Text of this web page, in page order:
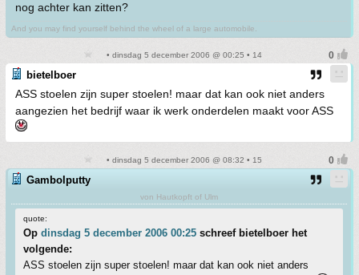
nog achter kan zitten?
And you may find yourself behind the wheel of a large automobile.
• dinsdag 5 december 2006 @ 00:25 • 14
bietelboer
ASS stoelen zijn super stoelen! maar dat kan ook niet anders
aangezien het bedrijf waar ik werk onderdelen maakt voor ASS
• dinsdag 5 december 2006 @ 08:32 • 15
Gambolputty
von Hautkopft of Ulm
quote:
Op dinsdag 5 december 2006 00:25 schreef bietelboer het
volgende:
ASS stoelen zijn super stoelen! maar dat kan ook niet anders